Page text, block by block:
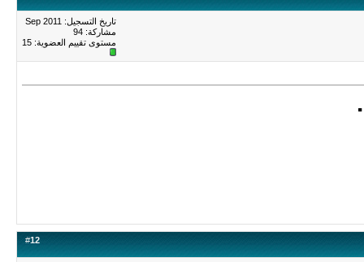
تاريخ التسجيل: Sep 2011
مشاركة: 94
مستوى تقييم العضوية: 15
#12